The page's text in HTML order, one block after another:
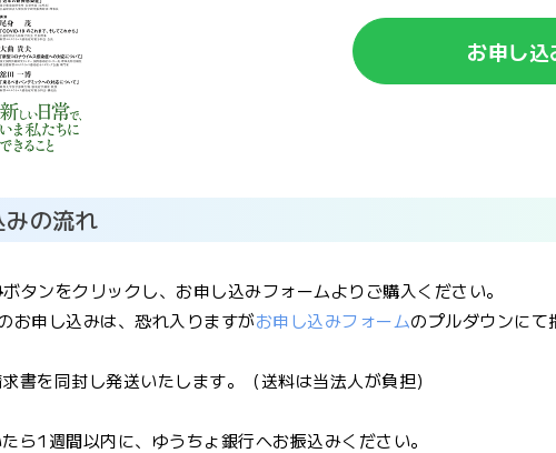
お申し込
の流れ
ボタンをクリックし、お申し込みフォームよりご購入ください。
お申し込みは、恐れ入りますがお申し込みフォームのプルダウンにて
書を同封し発送いたします。（送料は当法人が負担）
ら1週間以内に、ゆうちょ銀行へお振込みください。